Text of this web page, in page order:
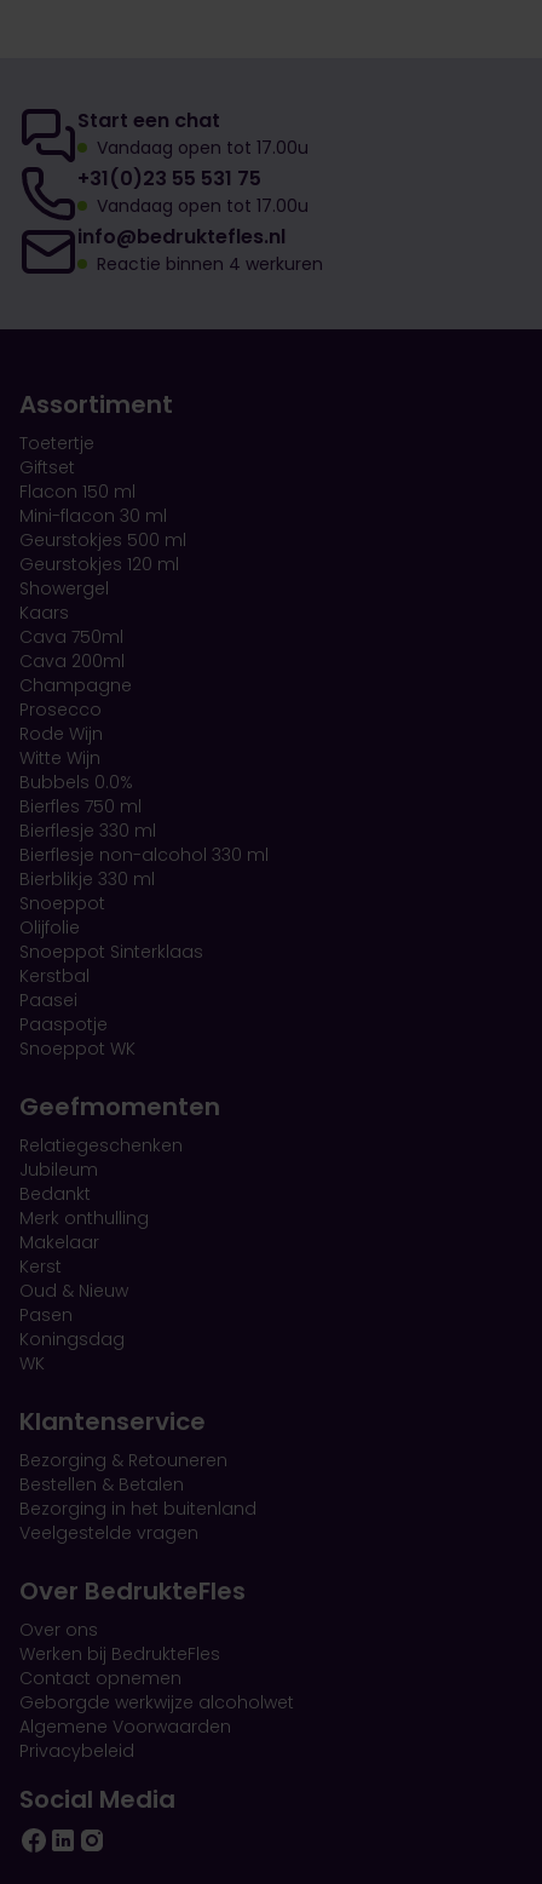
Start een chat
Vandaag open tot 17.00u
+31(0)23 55 531 75
Vandaag open tot 17.00u
info@bedruktefles.nl
Reactie binnen 4 werkuren
Assortiment
Toetertje
Giftset
Flacon 150 ml
Mini-flacon 30 ml
Geurstokjes 500 ml
Geurstokjes 120 ml
Showergel
Kaars
Cava 750ml
Cava 200ml
Champagne
Prosecco
Rode Wijn
Witte Wijn
Bubbels 0.0%
Bierfles 750 ml
Bierflesje 330 ml
Bierflesje non-alcohol 330 ml
Bierblikje 330 ml
Snoeppot
Olijfolie
Snoeppot Sinterklaas
Kerstbal
Paasei
Paaspotje
Snoeppot WK
Geefmomenten
Relatiegeschenken
Jubileum
Bedankt
Merk onthulling
Makelaar
Kerst
Oud & Nieuw
Pasen
Koningsdag
WK
Klantenservice
Bezorging & Retouneren
Bestellen & Betalen
Bezorging in het buitenland
Veelgestelde vragen
Over BedrukteFles
Over ons
Werken bij BedrukteFles
Contact opnemen
Geborgde werkwijze alcoholwet
Algemene Voorwaarden
Privacybeleid
Social Media